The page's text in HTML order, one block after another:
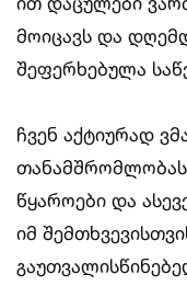
მოიცავს და
შეფერხებულა
ჩვენ აქტიურად
წყაროები და
იმ